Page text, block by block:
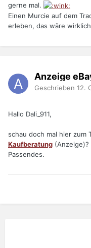
gerne mal.
Einen Murcie auf dem
erleben, das wäre
Anzeige
Geschrieben 12.
Hallo Dali_911,
schau doch mal hier zum
Kaufberatung
Passendes.